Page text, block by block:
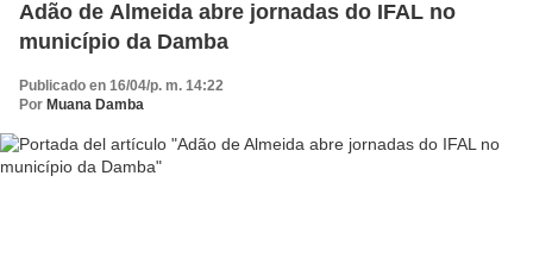
Adão de Almeida abre jornadas do IFAL no
município da Damba
Publicado en 16/04/p. m. 14:22
Por Muana Damba